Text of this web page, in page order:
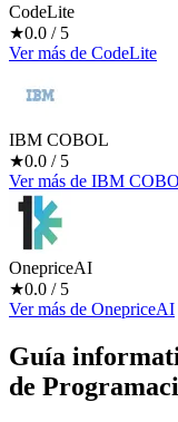
CodeLite
★0.0 / 5
Ver más de CodeLite
IBM COBOL
★0.0 / 5
Ver más de IBM
OnepriceAI
★0.0 / 5
Ver más de OnepriceAI
Guía
de